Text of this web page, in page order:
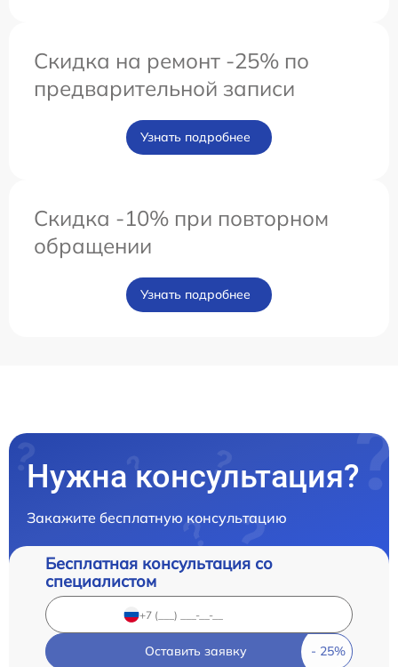
Скидка на ремонт -25% по
предварительной записи
Узнать подробнее
Скидка -10% при повторном
обращении
Узнать подробнее
Нужна консультация?
Закажите бесплатную консультацию
Бесплатная консультация со
специалистом
Оставить заявку